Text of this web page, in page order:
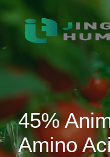
45%
Amino